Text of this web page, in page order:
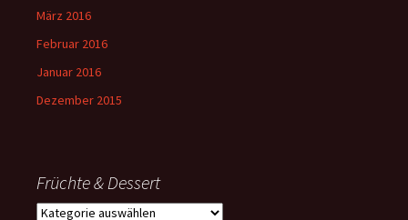
März 2016
Februar 2016
Januar 2016
Dezember 2015
Früchte & Dessert
Früchte